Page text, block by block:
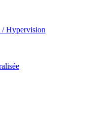
Hypervision